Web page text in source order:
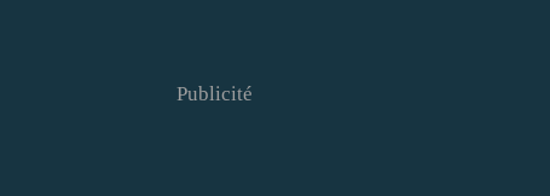
Publicité